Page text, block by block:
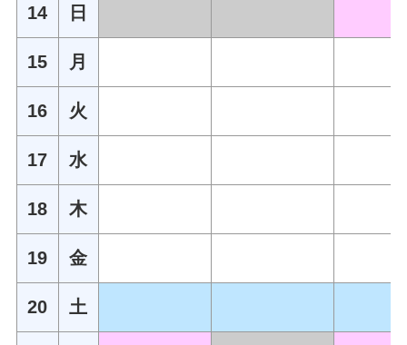
14 日
15 月
16 火
17 水
18 木
19 金
20 土